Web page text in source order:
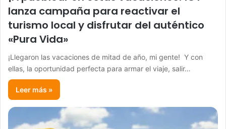
lanza campaña para reactivar el
turismo local y disfrutar del auténtico
«Pura Vida»
​¡Llegaron las vacaciones de mitad de año, mi gente! Y con
ellas, la oportunidad perfecta para armar el viaje, salir…
Leer más »